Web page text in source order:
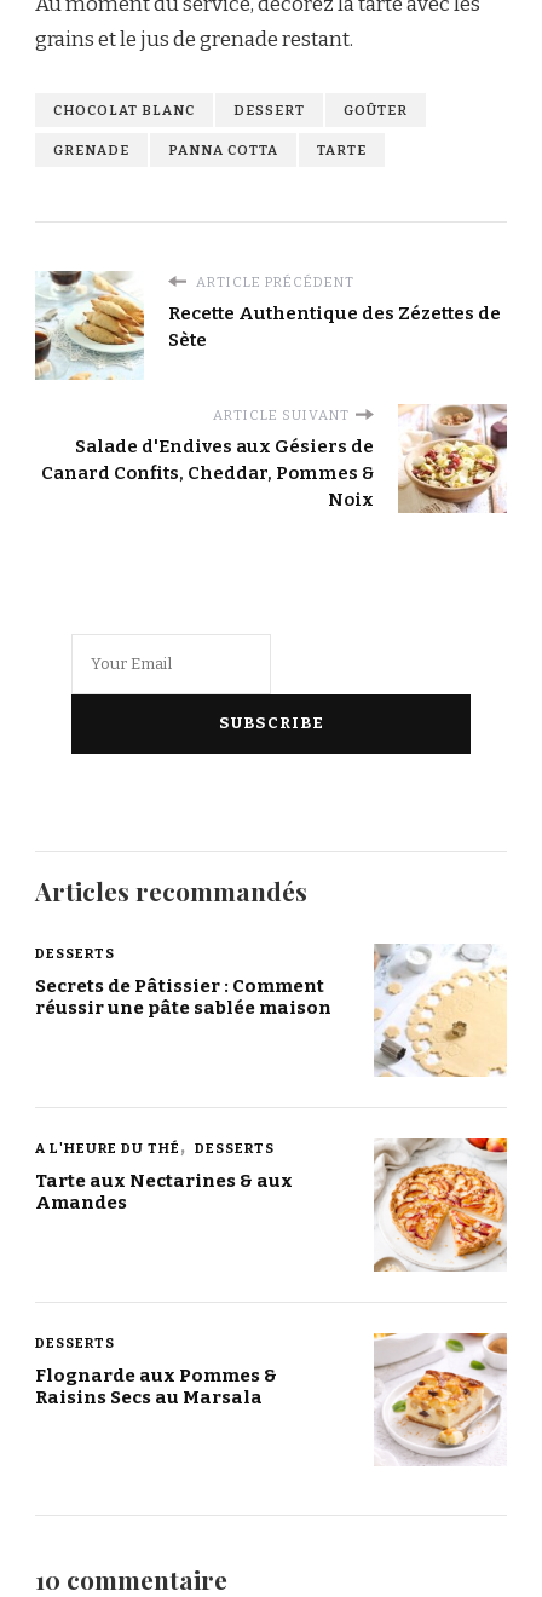
grains et le jus de grenade restant.
CHOCOLAT BLANC DESSERT GOÛTER
GRENADE PANNA COTTA TARTE
ARTICLE PRÉCÉDENT
Recette Authentique des Zézettes de
Sète
ARTICLE SUIVANT
Salade d'Endives aux Gésiers de
Canard Confits, Cheddar, Pommes &
Noix
Articles recommandés
DESSERTS
Secrets de Pâtissier : Comment
réussir une pâte sablée maison
A L'HEURE DU THÉ DESSERTS
Tarte aux Nectarines & aux
Amandes
DESSERTS
Flognarde aux Pommes &
Raisins Secs au Marsala
10 commentaire